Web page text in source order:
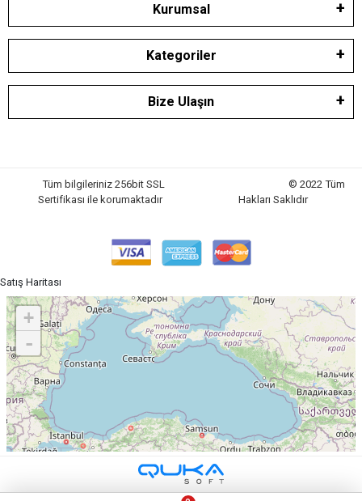
Kurumsal
Kategoriler
Bize Ulaşın
Tüm bilgileriniz 256bit SSL
Sertifikası ile korumaktadır
© 2022 Tüm
Hakları Saklıdır
Satış Haritası